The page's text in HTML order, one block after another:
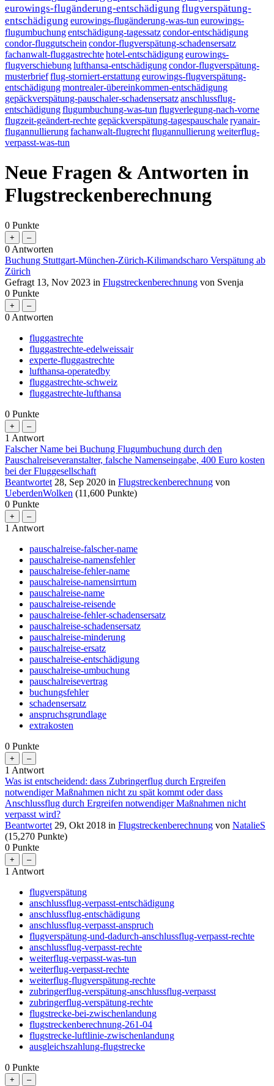
eurowings-flugänderung-entschädigung flugverspätung-
entschädigung eurowings-flugänderung-was-tun eurowings-
flugumbuchungentschädigung-tagessatzcondor-entschädigung
condor-fluggutschein condor-flugverspätung-schadensersatz
fachanwalt-fluggastrechtehotel-entschädigungeurowings-
flugverschiebunglufthansa-entschädigungcondor-flugverspätung-
musterbriefflug-storniert-erstattungeurowings-flugverspätung-
entschädigungmontrealer-übereinkommen-entschädigung
gepäckverspätung-pauschaler-schadensersatzanschlussflug-
entschädigungflugumbuchung-was-tun flugverlegung-nach-vorne
flugzeit-geändert-rechte gepäckverspätung-tagespauschaleryanair-
flugannullierungfachanwalt-flugrechtflugannullierungweiterflug-
verpasst-was-tun
Neue Fragen & Antworten in
Flugstreckenberechnung
0 Punkte
0 Antworten
Buchung Stuttgart-München-Zürich-Kilimandscharo Verspätung ab
Zürich
Gefragt 13, Nov 2023 in Flugstreckenberechnung von Svenja
0 Punkte
0 Antworten
fluggastrechte
fluggastrechte-edelweissair
experte-fluggastrechte
lufthansa-operatedby
fluggastrechte-schweiz
fluggastrechte-lufthansa
0 Punkte
1 Antwort
Falscher Name bei Buchung Flugumbuchung durch den
Pauschalreiseveranstalter, falsche Namenseingabe, 400 Euro kosten
bei der Fluggesellschaft
Beantwortet 28, Sep 2020 in Flugstreckenberechnung von
UeberdenWolken (11,600 Punkte)
0 Punkte
1 Antwort
pauschalreise-falscher-name
pauschalreise-namensfehler
pauschalreise-fehler-name
pauschalreise-namensirrtum
pauschalreise-name
pauschalreise-reisende
pauschalreise-fehler-schadensersatz
pauschalreise-schadensersatz
pauschalreise-minderung
pauschalreise-ersatz
pauschalreise-entschädigung
pauschalreise-umbuchung
pauschalreisevertrag
buchungsfehler
schadensersatz
anspruchsgrundlage
extrakosten
0 Punkte
1 Antwort
Was ist entscheidend: dass Zubringerflug durch Ergreifen
notwendiger Maßnahmen nicht zu spät kommt oder dass
Anschlussflug durch Ergreifen notwendiger Maßnahmen nicht
verpasst wird?
Beantwortet 29, Okt 2018 in Flugstreckenberechnung von NatalieS
(15,270 Punkte)
0 Punkte
1 Antwort
flugverspätung
anschlussflug-verpasst-entschädigung
anschlussflug-entschädigung
anschlussflug-verpasst-anspruch
flugverspätung-und-dadurch-anschlussflug-verpasst-rechte
anschlussflug-verpasst-rechte
weiterflug-verpasst-was-tun
weiterflug-verpasst-rechte
weiterflug-flugverspätung-rechte
zubringerflug-verspätung-anschlussflug-verpasst
zubringerflug-verspätung-rechte
flugstrecke-bei-zwischenlandung
flugstreckenberechnung-261-04
flugstrecke-luftlinie-zwischenlandung
ausgleichszahlung-flugstrecke
0 Punkte